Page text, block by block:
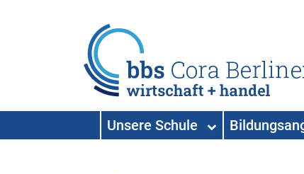
HAUPTNAVIGATION
Hauptnavigation
Unsere Schule